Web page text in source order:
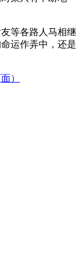
等各路人马相继
运作弄中，还是
）